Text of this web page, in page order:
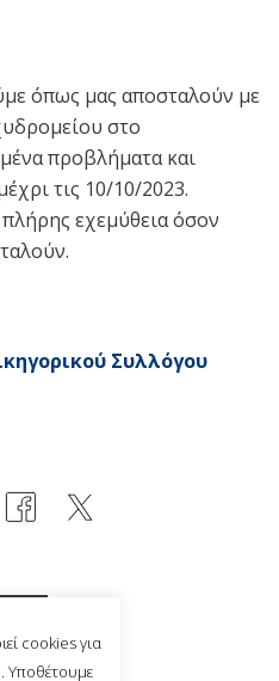
όπως μας αποσταλούν με
στο
προβλήματα και
τις 10/10/2023.
εχεμύθεια όσον
Συλλόγου
cookies για
Υποθέτουμε